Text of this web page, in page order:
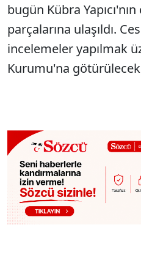
bugün Kübra
parçalarına ulaşıldı.
incelemeler yapılmak
Kurumu'na